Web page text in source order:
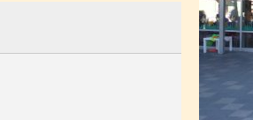
So sieht das in der Praxis aus
Schulalltag